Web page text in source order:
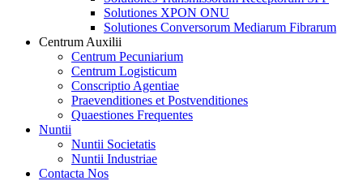
Solutiones XPON ONU
Solutiones Conversorum Mediarum Fibrarum
Centrum Auxilii
Centrum Pecuniarium
Centrum Logisticum
Conscriptio Agentiae
Praevenditiones et Postvenditiones
Quaestiones Frequentes
Nuntii
Nuntii Societatis
Nuntii Industriae
Contacta Nos